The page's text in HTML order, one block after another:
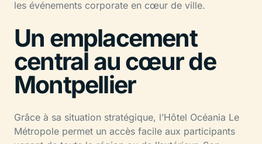
les événements corporate en cœur de ville.
Un emplacement
central au cœur de
Montpellier
Grâce à sa situation stratégique, l’Hôtel Océania Le
Métropole permet un accès facile aux participants